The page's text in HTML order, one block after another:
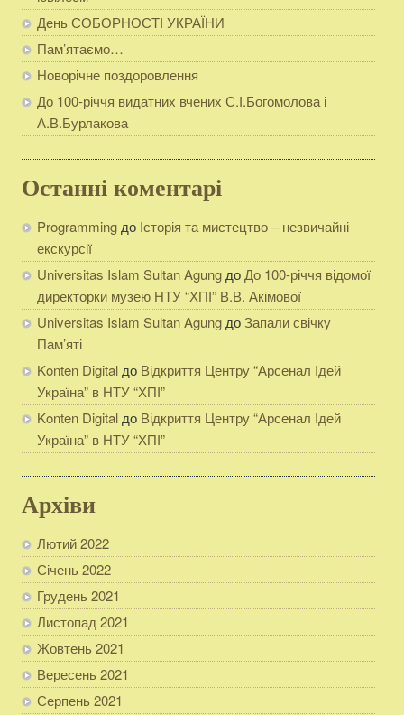
День СОБОРНОСТІ УКРАЇНИ
Пам’ятаємо…
Новорічне поздоровлення
До 100-річчя видатних вчених С.І.Богомолова і
А.В.Бурлакова
Останні коментарі
Programming до Історія та мистецтво – незвичайні
екскурсії
Universitas Islam Sultan Agung до До 100-річчя відомої
директорки музею НТУ “ХПІ” В.В. Акімової
Universitas Islam Sultan Agung доЗапали свічку
Пам’яті
Konten Digital до Відкриття Центру “Арсенал Ідей
Україна” в НТУ “ХПІ”
Konten Digital до Відкриття Центру “Арсенал Ідей
Україна” в НТУ “ХПІ”
Архіви
Лютий 2022
Січень 2022
Грудень 2021
Листопад 2021
Жовтень 2021
Вересень 2021
Серпень 2021